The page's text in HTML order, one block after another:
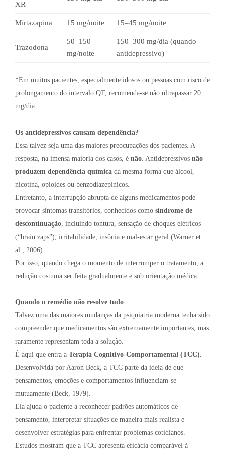
XR
Mirtazapina 15 mg/noite 15–45 mg/noite
Trazodona
50–150
mg/noite
150–300 mg/dia (quando
antidepressivo)
*Em muitos pacientes, especialmente idosos ou pessoas com risco de
prolongamento do intervalo QT, recomenda-se não ultrapassar 20
mg/dia.
Os antidepressivos causam dependência?
Essa talvez seja uma das maiores preocupações dos pacientes. A
resposta, na imensa maioria dos casos, é não. Antidepressivos não
produzem dependência química da mesma forma que álcool,
nicotina, opioides ou benzodiazepínicos.
Entretanto, a interrupção abrupta de alguns medicamentos pode
provocar sintomas transitórios, conhecidos como síndrome de
descontinuação, incluindo tontura, sensação de choques elétricos
(“brain zaps”), irritabilidade, insônia e mal-estar geral (Warner et
al., 2006).
Por isso, quando chega o momento de interromper o tratamento, a
redução costuma ser feita gradualmente e sob orientação médica.
Quando o remédio não resolve tudo
Talvez uma das maiores mudanças da psiquiatria moderna tenha sido
compreender que medicamentos são extremamente importantes, mas
raramente representam toda a solução.
É aqui que entra a Terapia Cognitivo-Comportamental (TCC).
Desenvolvida por Aaron Beck, a TCC parte da ideia de que
pensamentos, emoções e comportamentos influenciam-se
mutuamente (Beck, 1979).
Ela ajuda o paciente a reconhecer padrões automáticos de
pensamento, interpretar situações de maneira mais realista e
desenvolver estratégias para enfrentar problemas cotidianos.
Estudos mostram que a TCC apresenta eficácia comparável à